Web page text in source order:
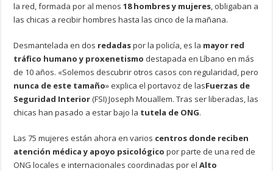
la red, formada por al menos18 hombres y mujeres, obligaban a
las chicas a recibir hombres hasta las cinco de la mañana.
Desmantelada en dos redadaspor la policía, es la mayor red
tráfico humano y proxenetismo destapada en Líbano en más
de 10 años. «Solemos descubrir otros casos con regularidad, pero
nunca de este tamaño» explica el portavoz de lasFuerzas de
Seguridad Interior(FSI) Joseph Mouallem. Tras ser liberadas, las
chicas han pasado a estar bajo la tutela de ONG.
Las 75 mujeres están ahora en varios centros donde reciben
atención médica y apoyo psicológico por parte de una red de
ONG locales e internacionales coordinadas por elAlto